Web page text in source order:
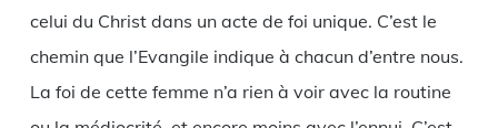
celui du Christ dans un acte de foi unique. C’est le
chemin que l’Evangile indique à chacun d’entre nous.
La foi de cette femme n’a rien à voir avec la routine